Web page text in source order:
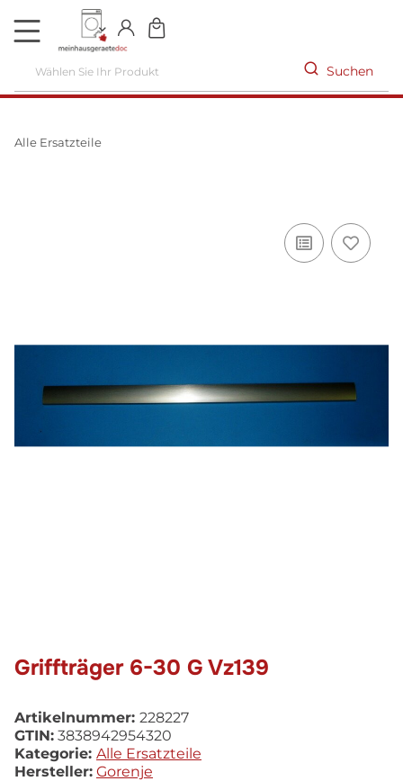
DE
Suchen
Alle Ersatzteile
Griffträger 6-30 G Vz139
Artikelnummer: 228227
GTIN: 3838942954320
Kategorie: Alle Ersatzteile
Hersteller: Gorenje